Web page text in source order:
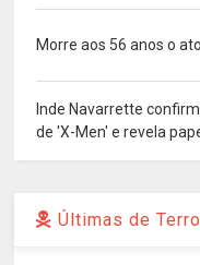
Morre aos 56 anos o
Inde Navarrette
de 'X-Men' e revela
Últimas de